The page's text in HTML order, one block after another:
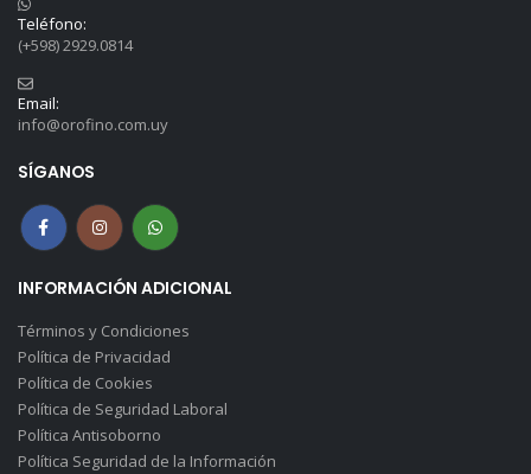
Teléfono:
(+598) 2929.0814
Email:
info@orofino.com.uy
SÍGANOS
INFORMACIÓN ADICIONAL
Términos y Condiciones
Política de Privacidad
Política de Cookies
Política de Seguridad Laboral
Política Antisoborno
Política Seguridad de la Información